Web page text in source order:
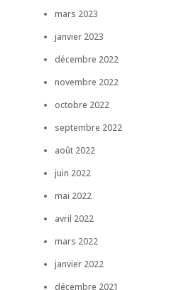
mars 2023
janvier 2023
décembre 2022
novembre 2022
octobre 2022
septembre 2022
août 2022
juin 2022
mai 2022
avril 2022
mars 2022
janvier 2022
décembre 2021